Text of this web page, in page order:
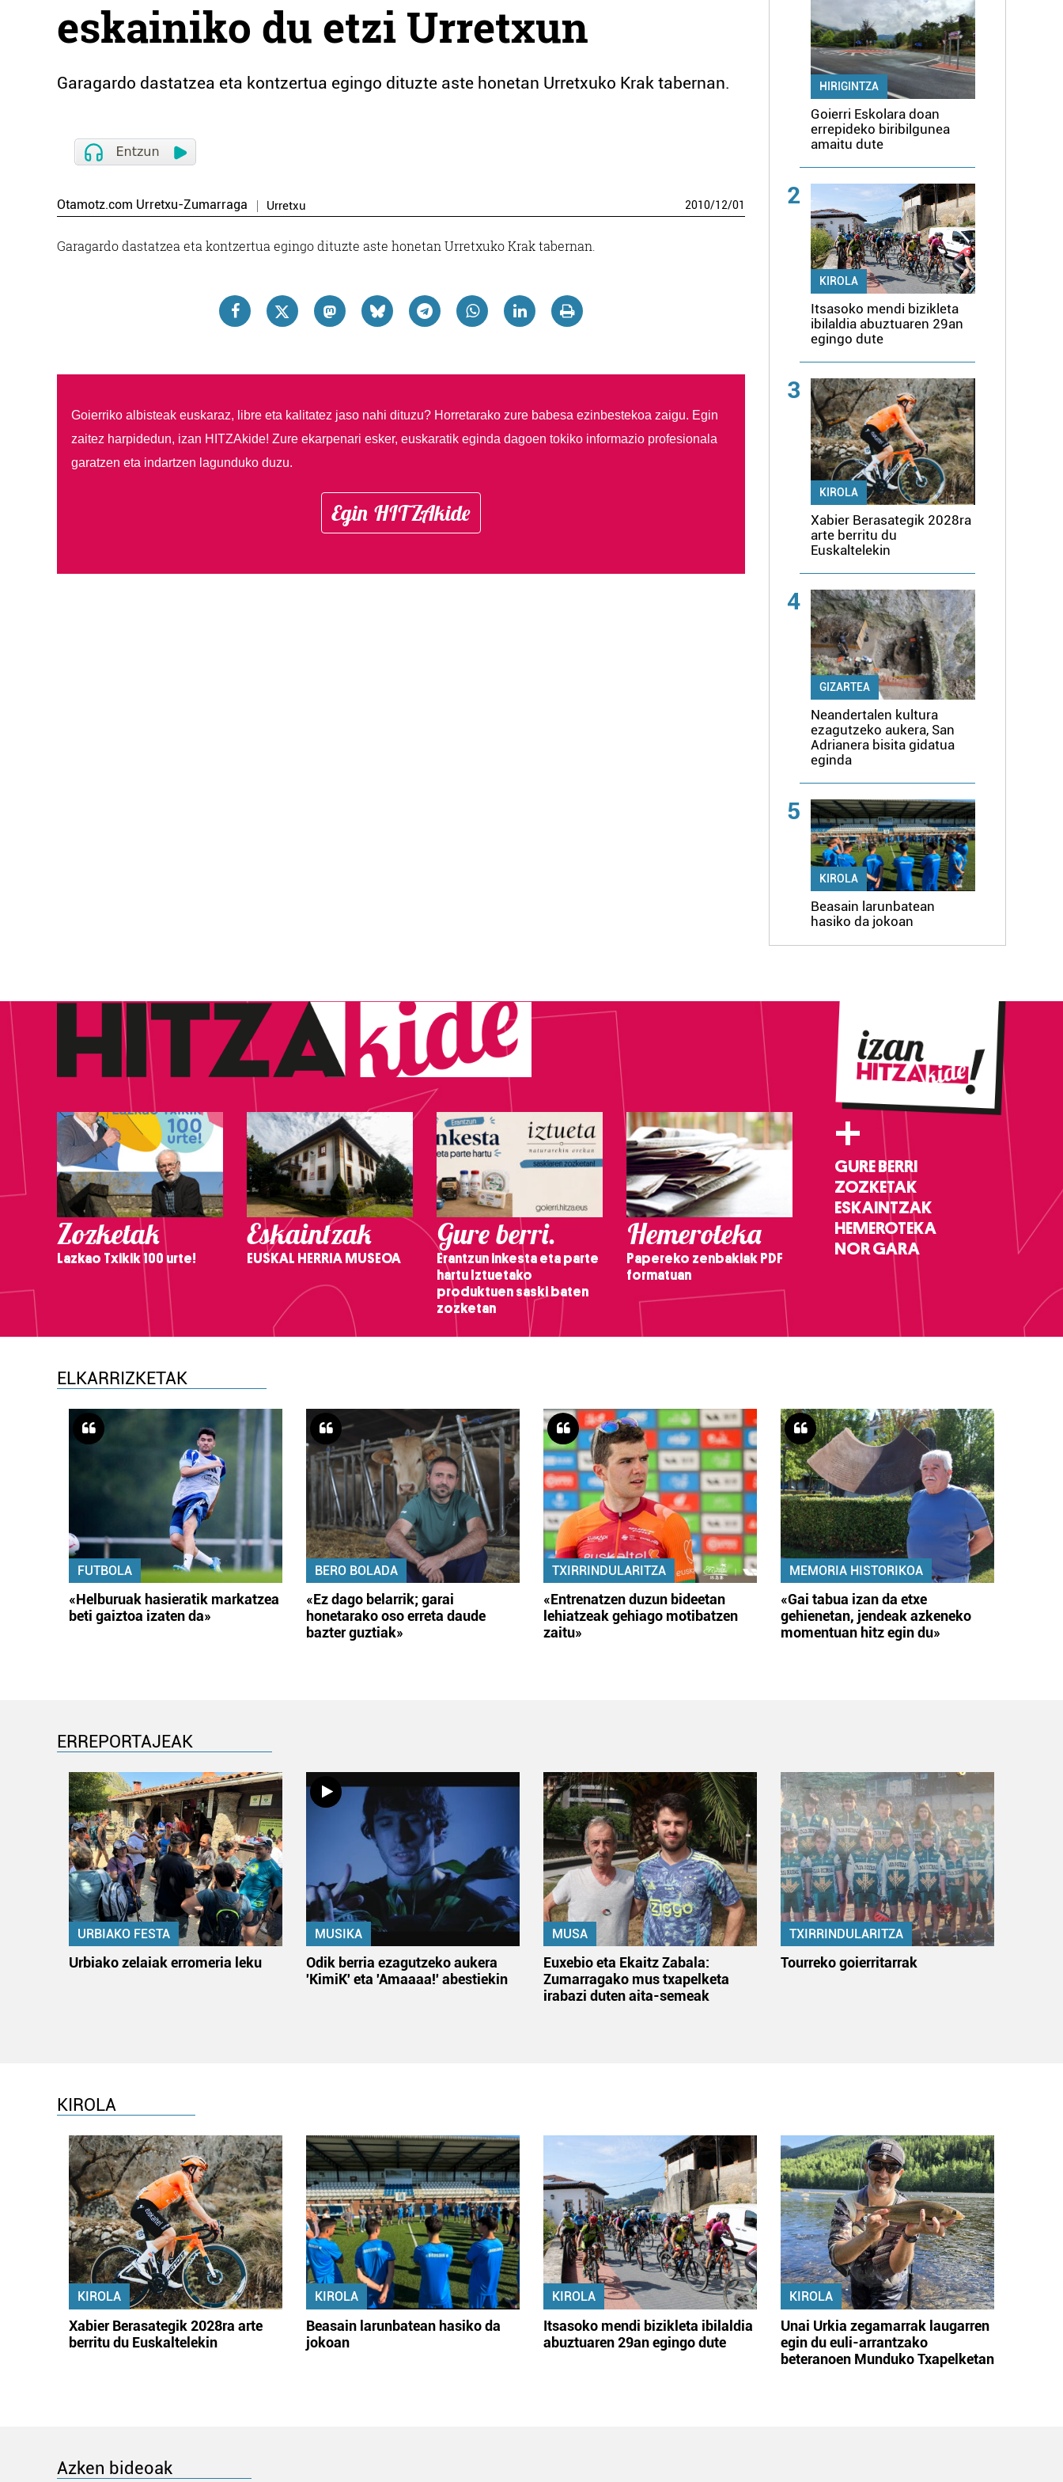
eskainiko du etzi Urretxun
Garagardo dastatzea eta kontzertua egingo dituzte aste honetan Urretxuko Krak tabernan.
Otamotz.com Urretxu-Zumarraga Urretxu 2010/12/01
Garagardo dastatzea eta kontzertua egingo dituzte aste honetan Urretxuko Krak tabernan.
Goierriko albisteak euskaraz, libre eta kalitatez jaso nahi dituzu? Horretarako zure babesa ezinbestekoa zaigu. Egin
zaitez harpidedun, izan HITZAkide! Zure ekarpenari esker, euskaratik eginda dagoen tokiko informazio profesionala
garatzen eta indartzen lagunduko duzu.
Egin HITZAkide
HIRIGINTZA
Goierri Eskolara doan
errepideko biribilgunea
amaitu dute
2
KIROLA
Itsasoko mendi bizikleta
ibilaldia abuztuaren 29an
egingo dute
3
KIROLA
Xabier Berasategik 2028ra
arte berritu du
Euskaltelekin
4
GIZARTEA
Neandertalen kultura
ezagutzeko aukera, San
Adrianera bisita gidatua
eginda
5
KIROLA
Beasain larunbatean
hasiko da jokoan
Zozketak
Lazkao Txikik 100 urte!
Eskaintzak
EUSKAL HERRIA MUSEOA
Gure berri.
Erantzun inkesta eta parte
hartu Iztuetako
produktuen saski baten
zozketan
Hemeroteka
Papereko zenbakiak PDF
formatuan
+
GURE BERRI
ZOZKETAK
ESKAINTZAK
HEMEROTEKA
NOR GARA
ELKARRIZKETAK
FUTBOLA
«Helburuak hasieratik markatzea
beti gaiztoa izaten da»
BERO BOLADA
«Ez dago belarrik; garai
honetarako oso erreta daude
bazter guztiak»
TXIRRINDULARITZA
«Entrenatzen duzun bideetan
lehiatzeak gehiago motibatzen
zaitu»
MEMORIA HISTORIKOA
«Gai tabua izan da etxe
gehienetan, jendeak azkeneko
momentuan hitz egin du»
ERREPORTAJEAK
URBIAKO FESTA
Urbiako zelaiak erromeria leku
MUSIKA
Odik berria ezagutzeko aukera
'KimiK' eta 'Amaaaa!' abestiekin
MUSA
Euxebio eta Ekaitz Zabala:
Zumarragako mus txapelketa
irabazi duten aita-semeak
TXIRRINDULARITZA
Tourreko goierritarrak
KIROLA
KIROLA
Xabier Berasategik 2028ra arte
berritu du Euskaltelekin
KIROLA
Beasain larunbatean hasiko da
jokoan
KIROLA
Itsasoko mendi bizikleta ibilaldia
abuztuaren 29an egingo dute
KIROLA
Unai Urkia zegamarrak laugarren
egin du euli-arrantzako
beteranoen Munduko Txapelketan
Azken bideoak